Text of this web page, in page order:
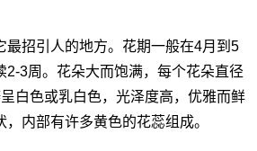
招引人的地方。花期一般在4月到5
2-3周。花朵大而饱满，每个花朵直径
白色或乳白色，光泽度高，优雅而鲜
内部有许多黄色的花蕊组成。